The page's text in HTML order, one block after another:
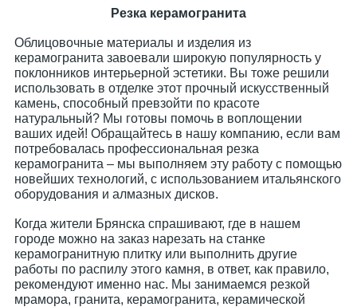
Резка керамогранита
Облицовочные материалы и изделия из
керамогранита завоевали широкую популярность у
поклонников интерьерной эстетики. Вы тоже решили
использовать в отделке этот прочный искусственный
камень, способный превзойти по красоте
натуральный? Мы готовы помочь в воплощении
ваших идей! Обращайтесь в нашу компанию, если вам
потребовалась профессиональная резка
керамогранита – мы выполняем эту работу с помощью
новейших технологий, с использованием итальянского
оборудования и алмазных дисков.
Когда жители Брянска спрашивают, где в нашем
городе можно на заказ нарезать на станке
керамогранитную плитку или выполнить другие
работы по распилу этого камня, в ответ, как правило,
рекомендуют именно нас. Мы занимаемся резкой
мрамора, гранита, керамогранита, керамической